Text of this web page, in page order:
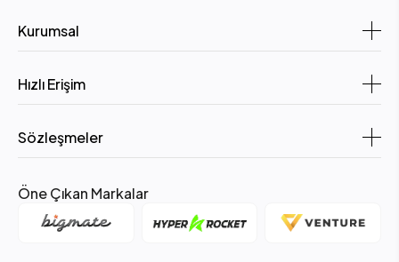
Kurumsal
Hızlı Erişim
Sözleşmeler
Öne Çıkan Markalar